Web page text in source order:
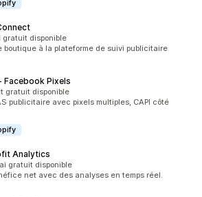
gratuit disponible
boutique à la plateforme de suivi publicitaire
Facebook Pixels
gratuit disponible
publicitaire avec pixels multiples, CAPI côté
Analytics
gratuit disponible
net avec des analyses en temps réel.